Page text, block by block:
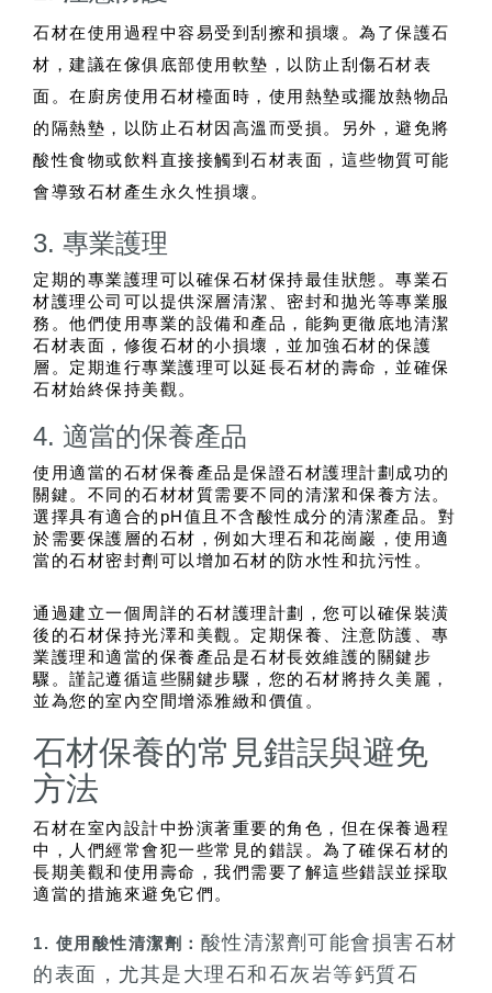
石材在使用過程中容易受到刮擦和損壞。為了保護石
材，建議在傢俱底部使用軟墊，以防止刮傷石材表
面。在廚房使用石材檯面時，使用熱墊或擺放熱物品
的隔熱墊，以防止石材因高溫而受損。另外，避免將
酸性食物或飲料直接接觸到石材表面，這些物質可能
會導致石材產生永久性損壞。
3. 專業護理
定期的專業護理可以確保石材保持最佳狀態。專業石
材護理公司可以提供深層清潔、密封和拋光等專業服
務。他們使用專業的設備和產品，能夠更徹底地清潔
石材表面，修復石材的小損壞，並加強石材的保護
層。定期進行專業護理可以延長石材的壽命，並確保
石材始終保持美觀。
4. 適當的保養產品
使用適當的石材保養產品是保證石材護理計劃成功的
關鍵。不同的石材材質需要不同的清潔和保養方法。
選擇具有適合的pH值且不含酸性成分的清潔產品。對
於需要保護層的石材，例如大理石和花崗巖，使用適
當的石材密封劑可以增加石材的防水性和抗污性。
通過建立一個周詳的石材護理計劃，您可以確保裝潢
後的石材保持光澤和美觀。定期保養、注意防護、專
業護理和適當的保養產品是石材長效維護的關鍵步
驟。謹記遵循這些關鍵步驟，您的石材將持久美麗，
並為您的室內空間增添雅緻和價值。
石材保養的常見錯誤與避免
方法
石材在室內設計中扮演著重要的角色，但在保養過程
中，人們經常會犯一些常見的錯誤。為了確保石材的
長期美觀和使用壽命，我們需要了解這些錯誤並採取
適當的措施來避免它們。
1. 使用酸性清潔劑： 酸性清潔劑可能會損害石材
的表面，尤其是大理石和石灰岩等鈣質石